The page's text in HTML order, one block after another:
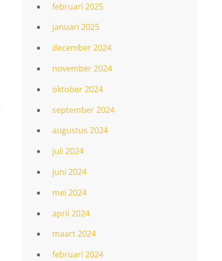
februari 2025
januari 2025
december 2024
november 2024
oktober 2024
september 2024
augustus 2024
juli 2024
juni 2024
mei 2024
april 2024
maart 2024
februari 2024